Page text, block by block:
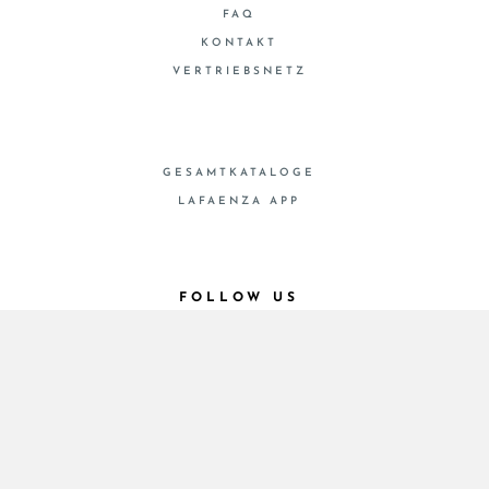
FAQ
KONTAKT
VERTRIEBSNETZ
GESAMTKATALOGE
LAFAENZA APP
FOLLOW US